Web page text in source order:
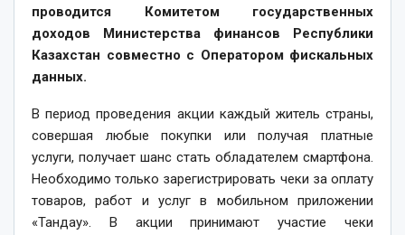
проводится Комитетом государственных
доходов Министерства финансов Республики
Казахстан совместно с Оператором фискальных
данных.
В период проведения акции каждый житель страны,
совершая любые покупки или получая платные
услуги, получает шанс стать обладателем смартфона.
Необходимо только зарегистрировать чеки за оплату
товаров, работ и услуг в мобильном приложении
«Тандау». В акции принимают участие чеки